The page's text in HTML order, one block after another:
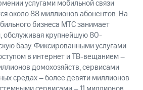
услугами мобильной связи
около 88 миллионов абонентов. На
бизнеса МТС занимает
обслуживая крупнейшую 80-
базу. Фиксированными услугами
в интернет и ТВ-вещанием –
домохозяйств, сервисами
средах – более девяти миллионов